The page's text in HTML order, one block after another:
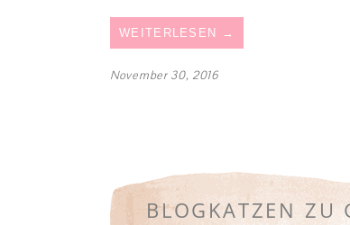
WEITERLESEN →
November 30, 2016
BLOGKATZEN ZU